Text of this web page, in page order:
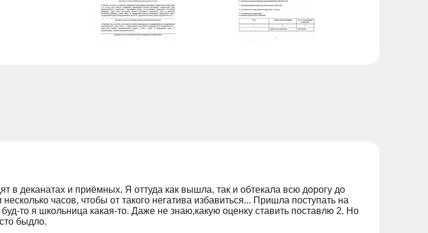
в деканатах и приёмных. Я оттуда как вышла, так и обтекала всю дорогу до
часов, чтобы от такого негатива избавиться... Пришла поступать на
буд-то я школьница какая-то. Даже не знаю,какую оценку ставить поставлю 2. Но
быдло.